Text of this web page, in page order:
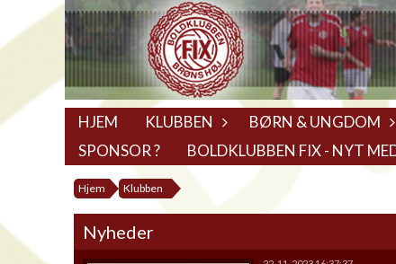
HJEM KLUBBEN BØRN & UNGDOM
SPONSOR ?
BOLDKLUBBEN FIX - NYT
Hjem Klubben
Nyheder